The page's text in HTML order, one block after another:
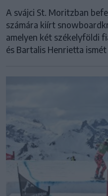
A svájci St. Moritzban
számára kiírt
amelyen két székelyföldi
és Bartalis Henrietta